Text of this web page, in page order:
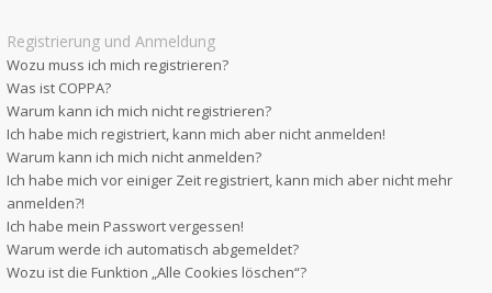
Registrierung und Anmeldung
Wozu muss ich mich registrieren?
Was ist COPPA?
Warum kann ich mich nicht registrieren?
Ich habe mich registriert, kann mich aber nicht anmelden!
Warum kann ich mich nicht anmelden?
Ich habe mich vor einiger Zeit registriert, kann mich aber nicht mehr
anmelden?!
Ich habe mein Passwort vergessen!
Warum werde ich automatisch abgemeldet?
Wozu ist die Funktion „Alle Cookies löschen“?